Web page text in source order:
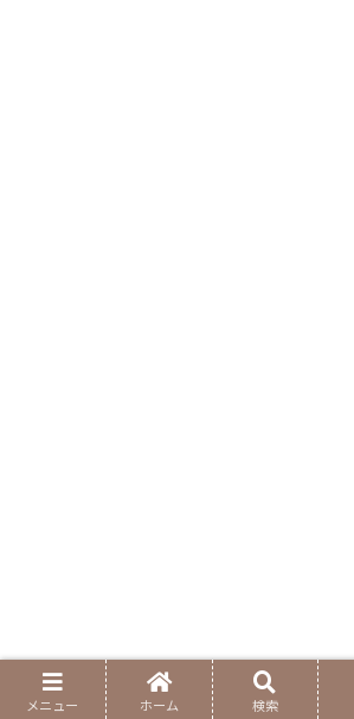
メニュー ホーム 検索